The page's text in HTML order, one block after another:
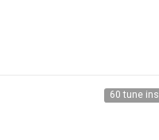
60 tune ins